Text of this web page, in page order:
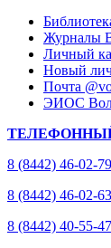
Журналы
Личный
Новый
Почта
ЭИОС
8 (8442) 46-02-79
8 (8442) 46-02-63
8 (8442) 40-55-47